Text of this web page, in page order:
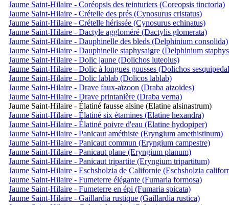
Jaume Saint-Hilaire - Coréopsis des teinturiers (Coreopsis tinctoria)
Jaume Saint-Hilaire - Crételle des prés (Cynosurus cristatus)
Jaume Saint-Hilaire - Crételle hérissée (Cynosurus echinatus)
Jaume Saint-Hilaire - Dactyle aggloméré (Dactylis glomerata)
Jaume Saint-Hilaire - Dauphinelle des bleds (Delphinium consolida)
Jaume Saint-Hilaire - Dauphinelle staphysaigre (Delphinium
Jaume Saint-Hilaire - Dolic jaune (Dolichos luteolus)
Jaume Saint-Hilaire - Dolic à longues gousses (Dolichos
Jaume Saint-Hilaire - Dolic lablab (Dolicos lablab)
Jaume Saint-Hilaire - Drave faux-aïzoon (Draba aizoides)
Jaume Saint-Hilaire - Drave printanière (Draba verna)
Jaume Saint-Hilaire - Élatiné fausse alsine (Elatine alsinastrum)
Jaume Saint-Hilaire - Élatiné six étamines (Elatine hexandra)
Jaume Saint-Hilaire - Élatiné poivre d'eau (Elatine hydopiper)
Jaume Saint-Hilaire - Panicaut améthiste (Eryngium amethistinum)
Jaume Saint-Hilaire - Panicaut commun (Eryngium campestre)
Jaume Saint-Hilaire - Panicaut plane (Eryngium planum)
Jaume Saint-Hilaire - Panicaut tripartite (Eryngium tripartitum)
Jaume Saint-Hilaire - Eschsholzia de Californie (Eschsholzia
Jaume Saint-Hilaire - Fumeterre élégante (Fumaria formosa)
Jaume Saint-Hilaire - Fumeterre en épi (Fumaria spicata)
Jaume Saint-Hilaire - Gaillardia rustique (Gaillardia rustica)